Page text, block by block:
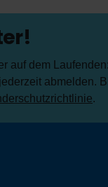
auf dem
abmelden.
.